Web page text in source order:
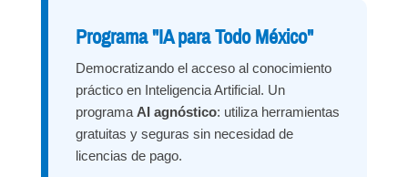
Programa "IA para Todo México"
Democratizando el acceso al conocimiento
práctico en Inteligencia Artificial. Un
programa AI agnóstico: utiliza herramientas
gratuitas y seguras sin necesidad de
licencias de pago.